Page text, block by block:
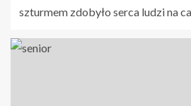
szturmem zdobyło serca ludzi na